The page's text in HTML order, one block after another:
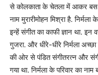
से कोलकाता के चेतला में आकर बस
नाम मुरारीमोहन मिश्रा है.
इन्हें संगीत का काफी ज्ञान था.
गुजरा. और धीरे-धीरे निर्मला
की ओर से पंडित संगीतरत्न और
गया था. निर्मला के परिवार का